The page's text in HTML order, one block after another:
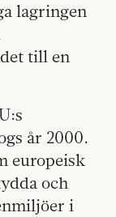
lagringen
till en
år 2000.
europeisk
och
i